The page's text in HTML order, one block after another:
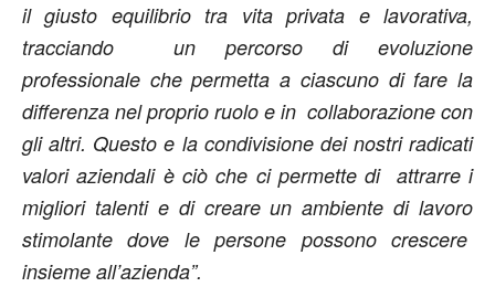
il giusto equilibrio tra vita privata e lavorativa,
tracciando un percorso di evoluzione
professionale che permetta a ciascuno di fare la
differenza nel proprio ruolo e in collaborazione con
gli altri. Questo e la condivisione dei nostri radicati
valori aziendali è ciò che ci permette di attrarre i
migliori talenti e di creare un ambiente di lavoro
stimolante dove le persone possono crescere
insieme all’azienda”.